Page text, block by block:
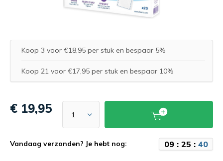
Koop 3 voor €18,95 per stuk en bespaar 5%
Koop 21 voor €17,95 per stuk en bespaar 10%
€ 19,95
Vandaag verzonden? Je hebt nog: 09: 25 : 40